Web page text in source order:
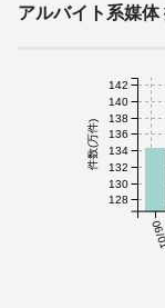
アルバイト系媒
件数(万件)
128
130
132
134
136
138
140
142